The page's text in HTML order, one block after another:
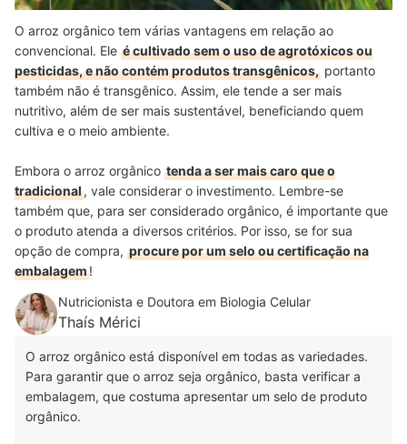
O arroz orgânico tem várias vantagens em relação ao
convencional. Ele é cultivado sem o uso de agrotóxicos ou
pesticidas, e não contém produtos transgênicos, portanto
também não é transgênico. Assim, ele tende a ser mais
nutritivo, além de ser mais sustentável, beneficiando quem
cultiva e o meio ambiente.
Embora o arroz orgânico tenda a ser mais caro que o
tradicional, vale considerar o investimento. Lembre-se
também que, para ser considerado orgânico, é importante que
o produto atenda a diversos critérios. Por isso, se for sua
opção de compra, procure por um selo ou certificação na
embalagem!
Nutricionista e Doutora em Biologia Celular
Thaís Mérici
O arroz orgânico está disponível em todas as variedades.
Para garantir que o arroz seja orgânico, basta verificar a
embalagem, que costuma apresentar um selo de produto
orgânico.